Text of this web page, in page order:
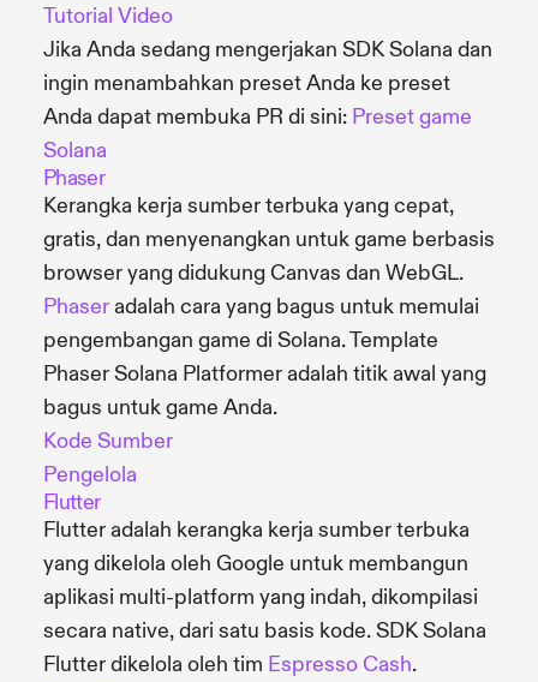
Tutorial Video
Jika Anda sedang mengerjakan SDK Solana dan
ingin menambahkan preset Anda ke preset
Anda dapat membuka PR di sini: Preset game
Solana
Phaser
Kerangka kerja sumber terbuka yang cepat,
gratis, dan menyenangkan untuk game berbasis
browser yang didukung Canvas dan WebGL.
Phaseradalah cara yang bagus untuk memulai
pengembangan game di Solana. Template
Phaser Solana Platformer adalah titik awal yang
bagus untuk game Anda.
Kode Sumber
Pengelola
Flutter
Flutter adalah kerangka kerja sumber terbuka
yang dikelola oleh Google untuk membangun
aplikasi multi-platform yang indah, dikompilasi
secara native, dari satu basis kode. SDK Solana
Flutter dikelola oleh tim Espresso Cash.